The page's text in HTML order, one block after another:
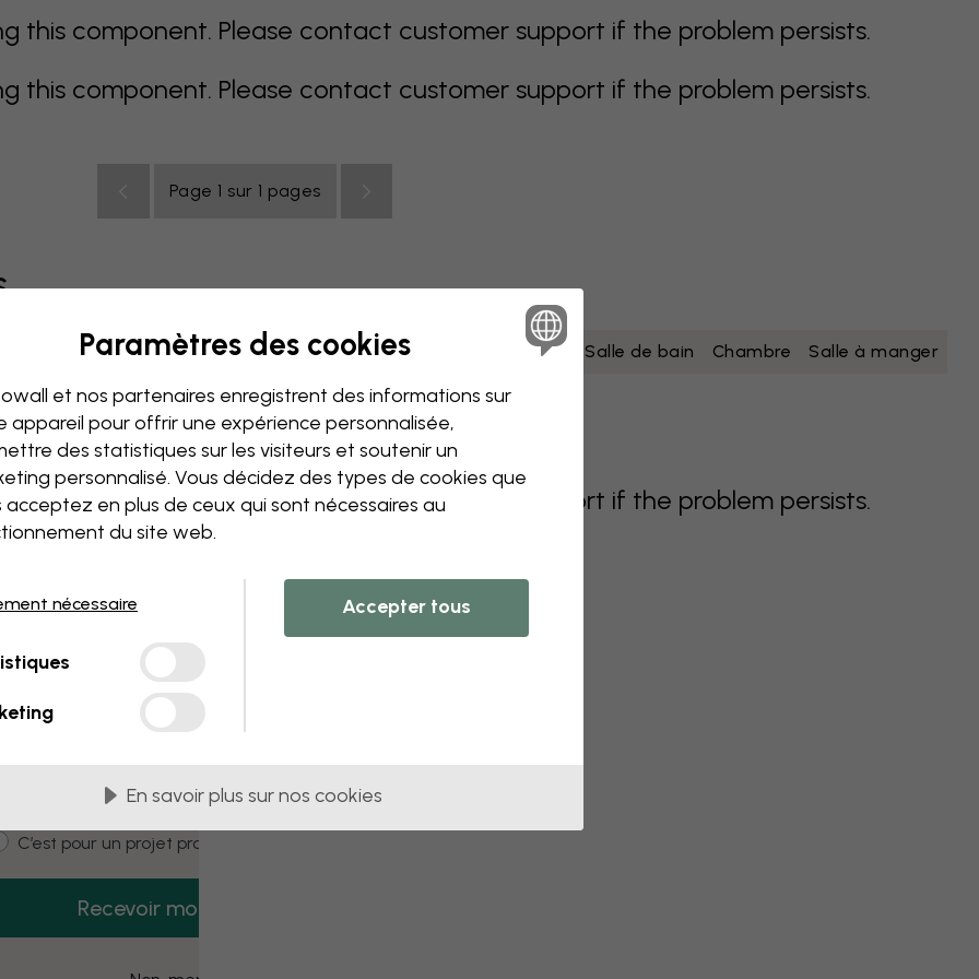
this component. Please contact customer support if the problem persists.
this component. Please contact customer support if the problem persists.
Page 1 sur 1 pages
orange rose mauve rouge turquoise jaune Salle de bain Chambre Salle à manger
bébé Bureau Chambre ado Plafond
this component. Please contact customer support if the problem persists.
3 échantillons offerts
Recevez 3 échantillons gratuits dès
aujourd’hui.
type
C’est pour un projet pro
Recevoir mon code
Paramètres des cookies
et nos partenaires enregistrent des informations sur
appareil pour offrir une expérience personnalisée,
des statistiques sur les visiteurs et soutenir un
personnalisé. Vous décidez des types de cookies que
acceptez en plus de ceux qui sont nécessaires au
du site web.
nécessaire Accepter tous
En savoir plus sur nos cookies